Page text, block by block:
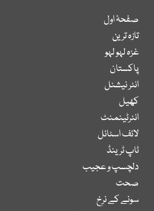
صفحۂ اول
تازہ ترین
غزہ لہو لہو
پاکستان
انٹر نیشنل
کھیل
انٹرٹینمنٹ
لائف اسٹائل
ٹاپ ٹرینڈ
دلچسپ و عجیب
صحت
سونے کے نرخ